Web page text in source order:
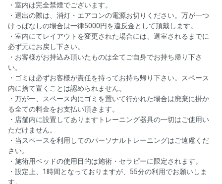
・室内は完全禁煙でございます。
・退出の際は、消灯・エアコンの電源お切りください。万が一つ
けっぱなしの場合は一律5000円を違反金として頂戴します。
・室内にてレイアウトを変更された場合には、退室されるまでに
必ず元にお戻し下さい。
・お客様がお持込み頂いたものは全てご自身でお持ち帰り下さ
い。
・ゴミは必ずお客様が責任を持ってお持ち帰り下さい。スペース
内に捨て置くことは認められません。
・万が一、スペース内にゴミを置いて行かれた場合は廃棄に掛か
る全ての料金をお支払い頂きます。
・店舗内に設置してありますトレーニング器具の一切はご使用い
ただけません。
・当スペースを利用してのパーソナルトレーニングはご遠慮くだ
さい。
・施術用ベッドの使用目的は施術・セラピーに限定されます。
・設定上、1時間となっておりますが、55分の利用でお願いしま
す。